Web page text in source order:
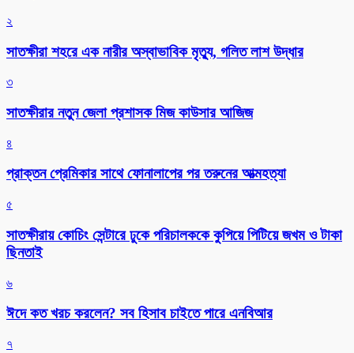
২
সাতক্ষীরা শহরে এক নারীর অস্বাভাবিক মৃত্যু, গলিত লাশ উদ্ধার
৩
সাতক্ষীরার নতুন জেলা প্রশাসক মিজ কাউসার আজিজ
৪
প্রাক্তন প্রেমিকার সাথে ফোনালাপের পর তরুনের আত্মহত্যা
৫
সাতক্ষীরায় কোচিং সেন্টারে ঢুকে পরিচালককে কুপিয়ে পিটিয়ে জখম ও টাকা
ছিনতাই
৬
ঈদে কত খরচ করলেন? সব হিসাব চাইতে পারে এনবিআর
৭